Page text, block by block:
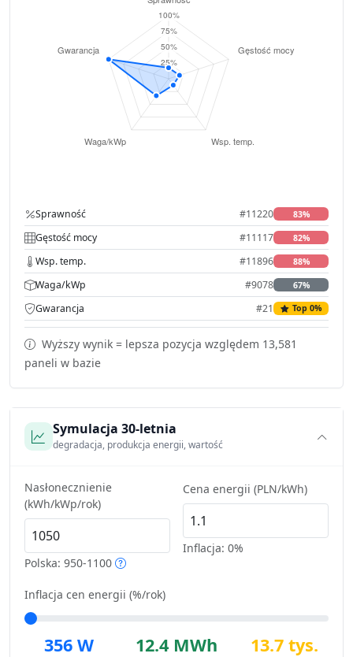
Sprawność #11220 83%
Gęstość mocy #11117 82%
Wsp. temp. #11896 88%
Waga/kWp #9078 67%
Gwarancja #21 Top 0%
Wyższy wynik = lepsza pozycja względem 13,581
paneli w bazie
Symulacja 30-letnia
degradacja, produkcja energii, wartość
Nasłonecznienie
(kWh/kWp/rok)
Polska: 950-1100
Cena energii (PLN/kWh)
Inflacja: 0%
Inflacja cen energii (%/rok)
356 W 12.4 MWh
13.7 tys.